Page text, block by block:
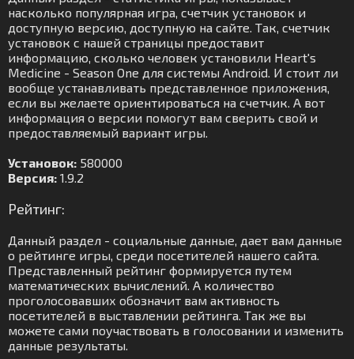
насколько популярная игра, счетчик установок и
доступную версию, доступную на сайте. Так, счетчик
установок с нашей страницы предоставит
информацию, сколько человек установили Heart's
Medicine - Season One для системы Android. И стоит ли
вообще устанавливать представленное приложения,
если вы желаете ориентироваться на счетчик. А вот
информация о версии помогут вам сверить свой и
предоставляемый вариант игры.
Установок: 580000
Версия: 1.9.2
Рейтинг:
Данный раздел - социальные данные, дает вам данные
о рейтинге игры, среди посетителей нашего сайта.
Представленный рейтинг формируется путем
математических вычислений. А количество
проголосовавших обозначит вам активность
посетителей в выставлении рейтинга. Так же вы
можете сами поучаствовать в голосовании и изменить
данные результаты.